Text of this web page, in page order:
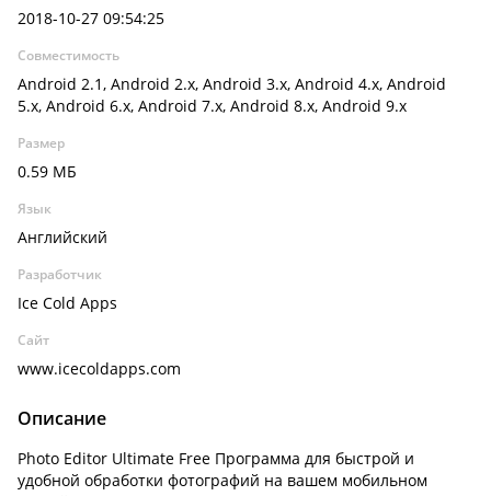
2018-10-27 09:54:25
Совместимость
Android 2.1, Android 2.x, Android 3.x, Android 4.x, Android
5.x, Android 6.x, Android 7.x, Android 8.x, Android 9.x
Размер
0.59 МБ
Язык
Английский
Разработчик
Ice Cold Apps
Сайт
www.icecoldapps.com
Описание
Photo Editor Ultimate Free Программа для быстрой и
удобной обработки фотографий на вашем мобильном